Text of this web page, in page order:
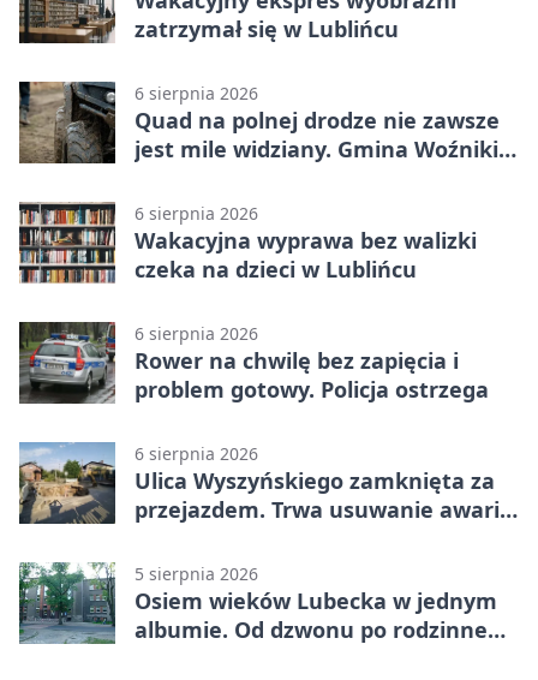
zatrzymał się w Lublińcu
6 sierpnia 2026
Quad na polnej drodze nie zawsze
jest mile widziany. Gmina Woźniki
6 sierpnia 2026
Wakacyjna wyprawa bez walizki
czeka na dzieci w Lublińcu
6 sierpnia 2026
Rower na chwilę bez zapięcia i
problem gotowy. Policja ostrzega
6 sierpnia 2026
Ulica Wyszyńskiego zamknięta za
przejazdem. Trwa usuwanie awarii
5 sierpnia 2026
Osiem wieków Lubecka w jednym
albumie. Od dzwonu po rodzinne